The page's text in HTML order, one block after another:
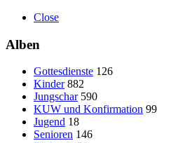
Close
Alben
Gottesdienste 126
Kinder 882
Jungschar 590
KUW und Konfirmation 99
Jugend 18
Senioren 146